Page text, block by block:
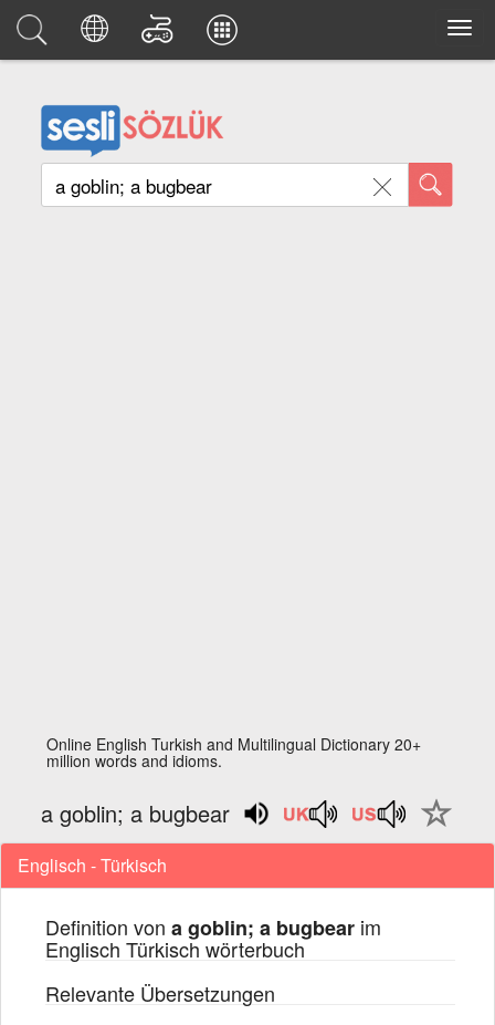
Online English Turkish and Multilingual Dictionary 20+
million words and idioms.
a goblin; a bugbear
Englisch - Türkisch
Definition von a goblin; a bugbear im
Englisch Türkisch wörterbuch
Relevante Übersetzungen